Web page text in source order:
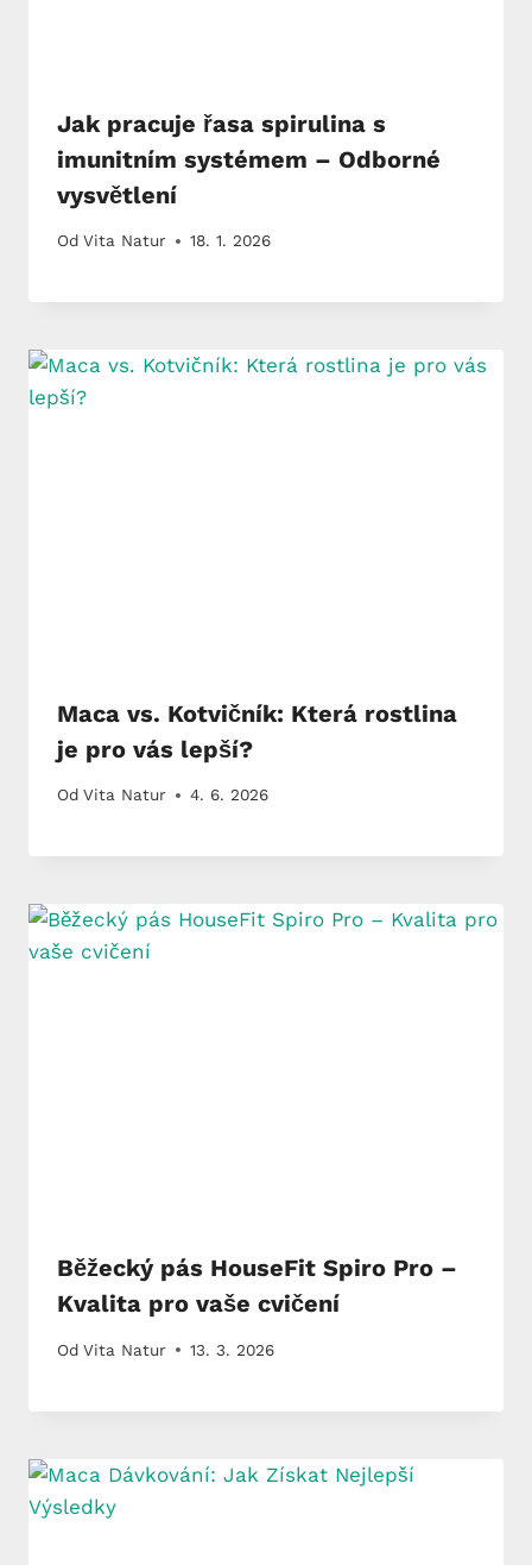
Jak pracuje řasa spirulina s
imunitním systémem – Odborné
vysvětlení
Od Vita Natur 18. 1. 2026
Maca vs. Kotvičník: Která rostlina
je pro vás lepší?
Od Vita Natur 4. 6. 2026
Běžecký pás HouseFit Spiro Pro –
Kvalita pro vaše cvičení
Od Vita Natur 13. 3. 2026